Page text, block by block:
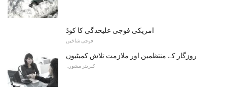
امریکی فوجی علیحدگی کا کوڈ
فوجی شاخیں
روزگار کے منتظمین اور ملازمت تلاش کمیٹیوں
کیریئر مشورہ